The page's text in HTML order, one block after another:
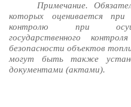
Примечание.
которых оценивается
контролю при
государственного
безопасности объектов
могут быть также
документами (актами).